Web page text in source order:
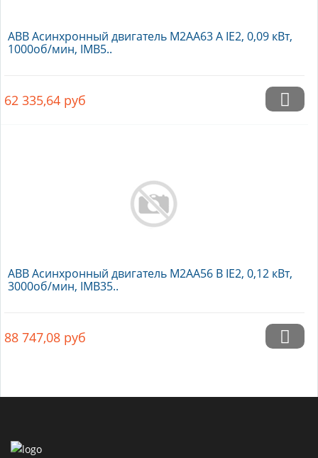
ABB Асинхронный двигатель M2AA63 A IE2, 0,09 кВт,
1000об/мин, IMB5..
62 335,64 руб
ABB Асинхронный двигатель M2AA56 B IE2, 0,12 кВт,
3000об/мин, IMB35..
88 747,08 руб